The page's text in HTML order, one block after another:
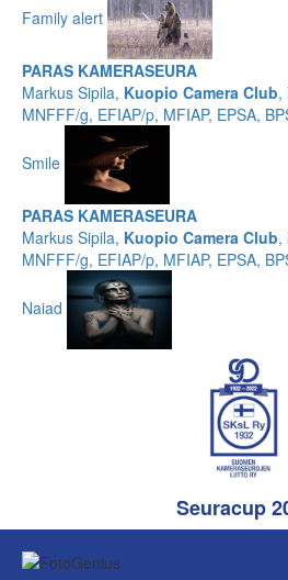
Family alert
PARAS KAMERASEURA
Markus Sipila, Kuopio Camera Club,
MNFFF/g, EFIAP/p, MFIAP, EPSA,
Smile
PARAS KAMERASEURA
Markus Sipila, Kuopio Camera Club,
MNFFF/g, EFIAP/p, MFIAP, EPSA,
Naiad
Seuracup